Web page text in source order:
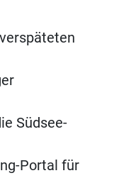
Südsee-
Portal für